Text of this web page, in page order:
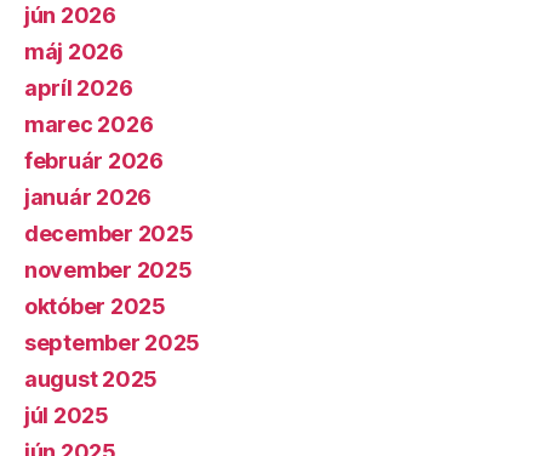
jún 2026
máj 2026
apríl 2026
marec 2026
február 2026
január 2026
december 2025
november 2025
október 2025
september 2025
august 2025
júl 2025